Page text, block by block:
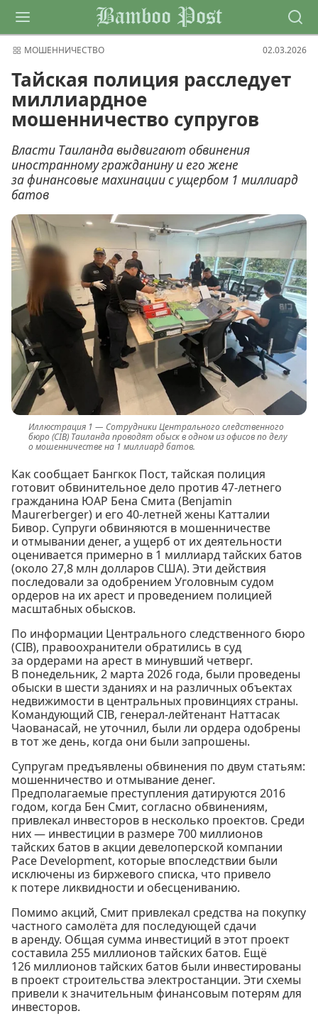
Bamboo Post
МОШЕННИЧЕСТВО 02.03.2026
Тайская полиция расследует
миллиардное
мошенничество супругов
Власти Таиланда выдвигают обвинения
иностранному гражданину и его жене
за финансовые махинации с ущербом 1 миллиард
батов
Сотрудники Центрального следственного
бюро (CIB) Таиланда проводят обыск в одном из офисов по делу
о мошенничестве на 1 миллиард батов.
Как сообщает Бангкок Пост, тайская полиция
готовит обвинительное дело против 47-летнего
гражданина ЮАР Бена Смита (Benjamin
Maurerberger) и его 40-летней жены Катталии
Бивор. Супруги обвиняются в мошенничестве
и отмывании денег, а ущерб от их деятельности
оценивается примерно в 1 миллиард тайских батов
(около 27,8 млн долларов США). Эти действия
последовали за одобрением Уголовным судом
ордеров на их арест и проведением полицией
масштабных обысков.
По информации Центрального следственного бюро
(CIB), правоохранители обратились в суд
за ордерами на арест в минувший четверг.
В понедельник, 2 марта 2026 года, были проведены
обыски в шести зданиях и на различных объектах
недвижимости в центральных провинциях страны.
Командующий CIB, генерал-лейтенант Наттасак
Чаованасай, не уточнил, были ли ордера одобрены
в тот же день, когда они были запрошены.
Супругам предъявлены обвинения по двум статьям:
мошенничество и отмывание денег.
Предполагаемые преступления датируются 2016
годом, когда Бен Смит, согласно обвинениям,
привлекал инвесторов в несколько проектов. Среди
них — инвестиции в размере 700 миллионов
тайских батов в акции девелоперской компании
Pace Development, которые впоследствии были
исключены из биржевого списка, что привело
к потере ликвидности и обесцениванию.
Помимо акций, Смит привлекал средства на покупку
частного самолёта для последующей сдачи
в аренду. Общая сумма инвестиций в этот проект
составила 255 миллионов тайских батов. Ещё
126 миллионов тайских батов были инвестированы
в проект строительства электростанции. Эти схемы
привели к значительным финансовым потерям для
инвесторов.